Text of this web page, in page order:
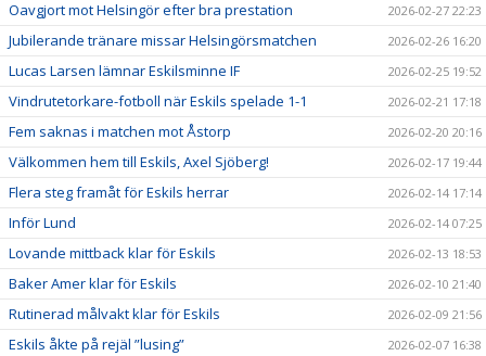
Oavgjort mot Helsingör efter bra prestation 2026-02-27 22:23
Jubilerande tränare missar Helsingörsmatchen 2026-02-26 16:20
Lucas Larsen lämnar Eskilsminne IF 2026-02-25 19:52
Vindrutetorkare-fotboll när Eskils spelade 1-1 2026-02-21 17:18
Fem saknas i matchen mot Åstorp 2026-02-20 20:16
Välkommen hem till Eskils, Axel Sjöberg! 2026-02-17 19:44
Flera steg framåt för Eskils herrar 2026-02-14 17:14
Inför Lund 2026-02-14 07:25
Lovande mittback klar för Eskils 2026-02-13 18:53
Baker Amer klar för Eskils 2026-02-10 21:40
Rutinerad målvakt klar för Eskils 2026-02-09 21:56
Eskils åkte på rejäl ”lusing” 2026-02-07 16:38